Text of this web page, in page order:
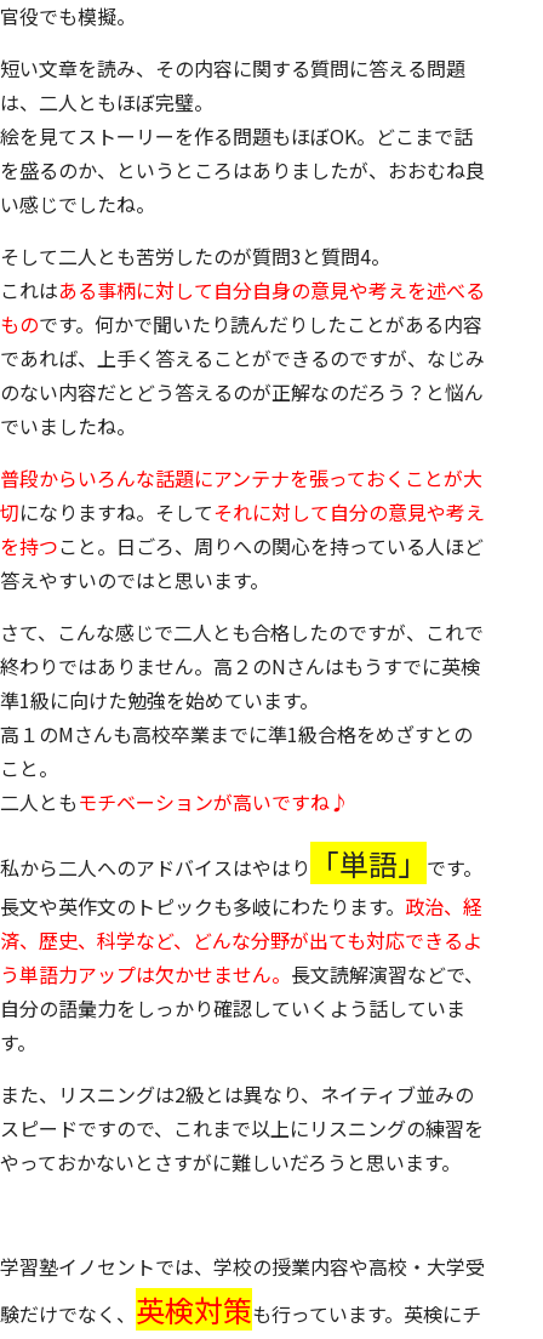
官役でも模擬。
短い文章を読み、その内容に関する質問に答える問題
は、二人ともほぼ完璧。
絵を見てストーリーを作る問題もほぼOK。どこまで話
を盛るのか、というところはありましたが、おおむね良
い感じでしたね。
そして二人とも苦労したのが質問3と質問4。
これはある事柄に対して自分自身の意見や考えを述べる
ものです。何かで聞いたり読んだりしたことがある内容
であれば、上手く答えることができるのですが、 なじみ
のない内容だとどう答えるのが正解なのだろう？と悩ん
でいましたね。
普段からいろんな話題にアンテナを張っておくことが大
切になりますね。そしてそれに対して自分の意見や考え
を持つこと。日ごろ、周りへの関心を持っている人ほど
答えやすいのではと思います。
さて、こんな感じで二人とも合格したのですが、これで
終わりではありません。 高２のNさんはもうすでに英検
準1級に向けた勉強を始めています。
高１のMさんも高校卒業までに準1級合格をめざすとの
こと。
二人ともモチベーションが高いですね♪
私から二人へのアドバイスはやはり 「単語」
です。
長文や英作文のトピックも多岐にわたります。 政治、経
済、歴史、科学など、どんな分野が出ても対応できるよ
う単語力アップは欠かせません。 長文読解演習などで、
自分の語彙力をしっかり確認していくよう話していま
す。
また、 リスニングは2級とは異なり、ネイティブ並みの
スピードですので、これまで以上にリスニングの練習を
やっておかないとさすがに難しいだろうと思います。
学習塾イノセントでは、学校の授業内容や高校・大学受
験だけでなく、 英検対策も行っています。英検にチ